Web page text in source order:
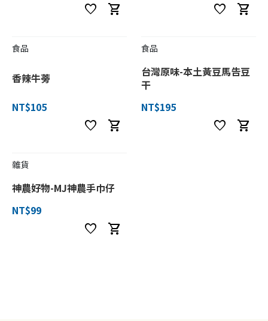
favorite shopping_cart favorite shopping_cart
食品
香辣牛蒡
NT$105
favorite shopping_cart
食品
台灣原味-本土黃豆馬告豆
干
NT$195
favorite shopping_cart
雜貨
神農好物-MJ神農手巾仔
NT$99
favorite shopping_cart